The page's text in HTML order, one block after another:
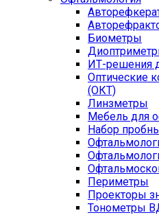
Биометры
ИТ-решения
Оптические
(ОКТ)
Линзметры
Мебель для
Набор
Периметры
Проекторы
Тонометры